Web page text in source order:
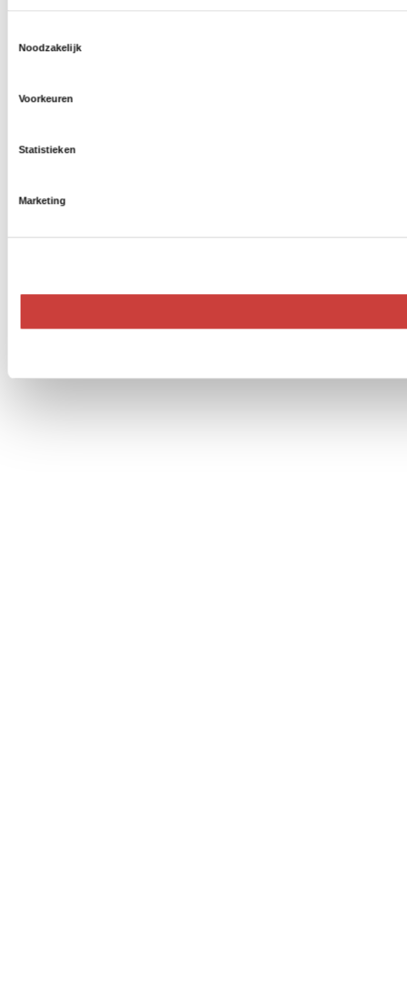
Noodzakelijk
Voorkeuren
Statistieken
Marketing